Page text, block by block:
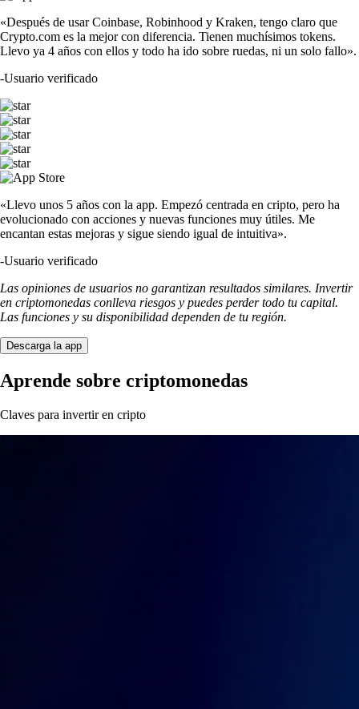
«Después de usar Coinbase, Robinhood y Kraken, tengo claro que
Crypto.com es la mejor con diferencia. Tienen muchísimos tokens.
Llevo ya 4 años con ellos y todo ha ido sobre ruedas, ni un solo fallo».
-Usuario verificado
«Llevo unos 5 años con la app. Empezó centrada en cripto, pero ha
evolucionado con acciones y nuevas funciones muy útiles. Me
encantan estas mejoras y sigue siendo igual de intuitiva».
-Usuario verificado
Las opiniones de usuarios no garantizan resultados similares. Invertir
en criptomonedas conlleva riesgos y puedes perder todo tu capital.
Las funciones y su disponibilidad dependen de tu región.
Descarga la app
Aprende sobre criptomonedas
Claves para invertir en cripto